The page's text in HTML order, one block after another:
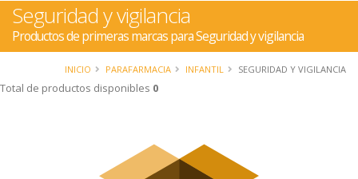
Seguridad y vigilancia
Productos de primeras marcas para Seguridad y vigilancia
INICIO PARAFARMACIA INFANTIL SEGURIDAD Y VIGILANCIA
Total de productos disponibles 0